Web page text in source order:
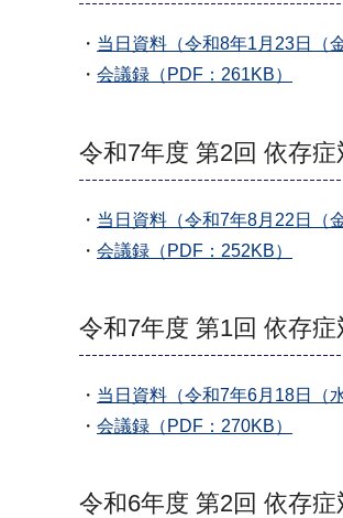
・ 当日資料（令和8年1月23日（
・ 会議録（PDF：261KB）
令和7年度 第2回 依存症
・ 当日資料（令和7年8月22日（
・ 会議録（PDF：252KB）
令和7年度 第1回 依存症
・ 当日資料（令和7年6月18日（
・ 会議録（PDF：270KB）
令和6年度 第2回 依存症